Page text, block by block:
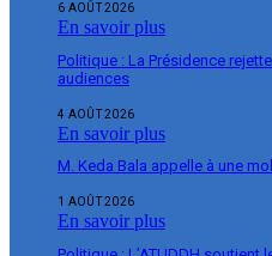
6 AOÛT 2026
En savoir plus
Politique : La Présidence
audiences
4 AOÛT 2026
En savoir plus
M. Keda Bala appelle à une
1 AOÛT 2026
En savoir plus